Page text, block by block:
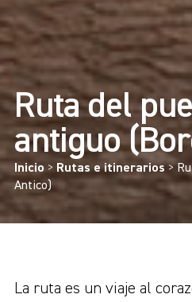
Ruta del
antiguo
Inicio > Rutas e itinerarios >
Antico)
La ruta es un viaje al